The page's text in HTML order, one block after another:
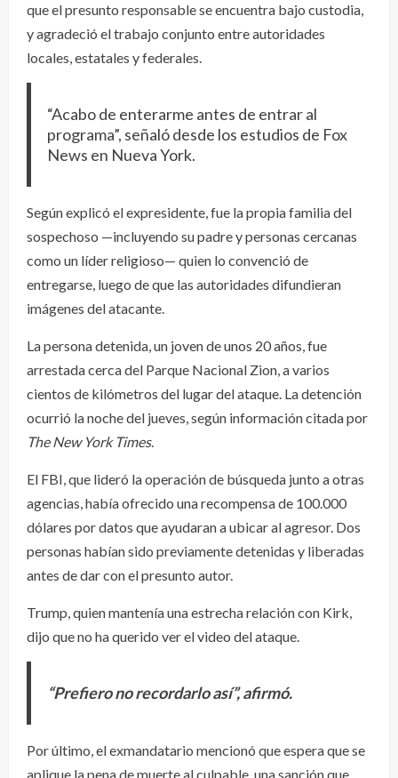
que el presunto responsable se encuentra bajo custodia,
y agradeció el trabajo conjunto entre autoridades
locales, estatales y federales.
“Acabo de enterarme antes de entrar al
programa”, señaló desde los estudios de Fox
News en Nueva York.
Según explicó el expresidente, fue la propia familia del
sospechoso —incluyendo su padre y personas cercanas
como un líder religioso— quien lo convenció de
entregarse, luego de que las autoridades difundieran
imágenes del atacante.
La persona detenida, un joven de unos 20 años, fue
arrestada cerca del Parque Nacional Zion, a varios
cientos de kilómetros del lugar del ataque. La detención
ocurrió la noche del jueves, según información citada por
The New York Times.
El FBI, que lideró la operación de búsqueda junto a otras
agencias, había ofrecido una recompensa de 100.000
dólares por datos que ayudaran a ubicar al agresor. Dos
personas habían sido previamente detenidas y liberadas
antes de dar con el presunto autor.
Trump, quien mantenía una estrecha relación con Kirk,
dijo que no ha querido ver el video del ataque.
“Prefiero no recordarlo así”, afirmó.
Por último, el exmandatario mencionó que espera que se
aplique la pena de muerte al culpable, una sanción que